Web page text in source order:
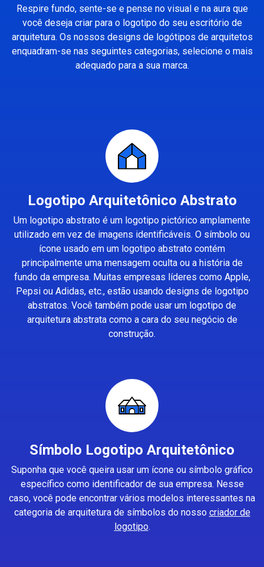
Respire fundo, sente-se e pense no visual e na aura que
você deseja criar para o logotipo do seu escritório de
arquitetura. Os nossos designs de logótipos de arquitetos
enquadram-se nas seguintes categorias, selecione o mais
adequado para a sua marca.
Logotipo Arquitetônico Abstrato
Um logotipo abstrato é um logotipo pictórico amplamente
utilizado em vez de imagens identificáveis. O símbolo ou
ícone usado em um logotipo abstrato contém
principalmente uma mensagem oculta ou a história de
fundo da empresa. Muitas empresas líderes como Apple,
Pepsi ou Adidas, etc., estão usando designs de logotipo
abstratos. Você também pode usar um logotipo de
arquitetura abstrata como a cara do seu negócio de
construção.
Símbolo Logotipo Arquitetônico
Suponha que você queira usar um ícone ou símbolo gráfico
específico como identificador de sua empresa. Nesse
caso, você pode encontrar vários modelos interessantes na
categoria de arquitetura de símbolos do nosso criador de
logotipo.